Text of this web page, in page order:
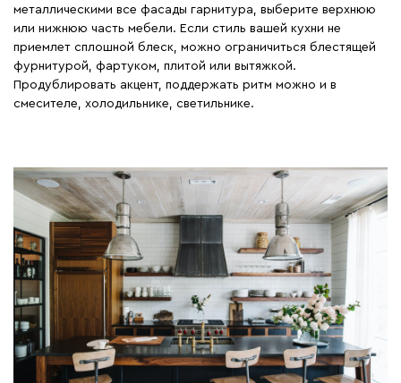
металлическими все фасады гарнитура, выберите верхнюю
или нижнюю часть мебели. Если стиль вашей кухни не
приемлет сплошной блеск, можно ограничиться блестящей
фурнитурой, фартуком, плитой или вытяжкой.
Продублировать акцент, поддержать ритм можно и в
смесителе, холодильнике, светильнике.